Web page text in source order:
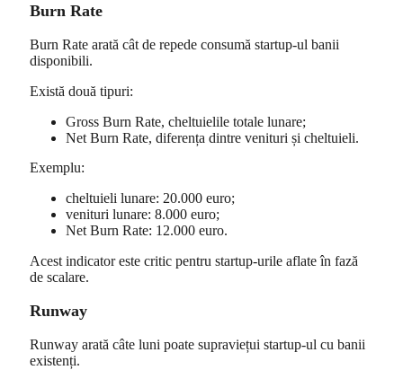
Burn Rate
Burn Rate arată cât de repede consumă startup-ul banii
disponibili.
Există două tipuri:
Gross Burn Rate, cheltuielile totale lunare;
Net Burn Rate, diferența dintre venituri și cheltuieli.
Exemplu:
cheltuieli lunare: 20.000 euro;
venituri lunare: 8.000 euro;
Net Burn Rate: 12.000 euro.
Acest indicator este critic pentru startup-urile aflate în fază
de scalare.
Runway
Runway arată câte luni poate supraviețui startup-ul cu banii
existenți.